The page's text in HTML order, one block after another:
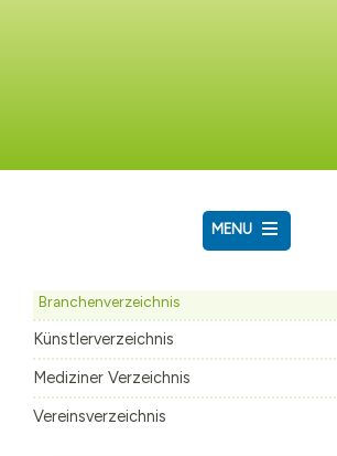
MENU
RATHAUS & POLITIK
BÜRGERSERVICE
FAMILIE & BILDUNG
Branchenverzeichnis
Künstlerverzeichnis
Mediziner Verzeichnis
Vereinsverzeichnis